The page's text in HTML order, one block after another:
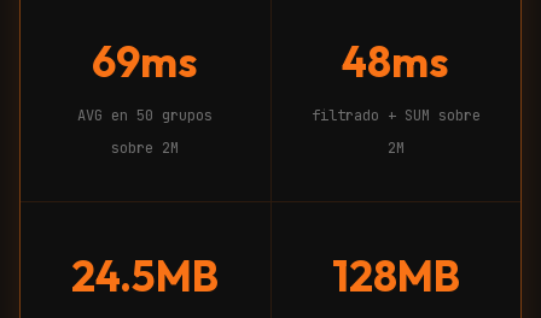
69ms
AVG en 50 grupos
sobre 2M
48ms
filtrado + SUM sobre
2M
24.5MB 128MB